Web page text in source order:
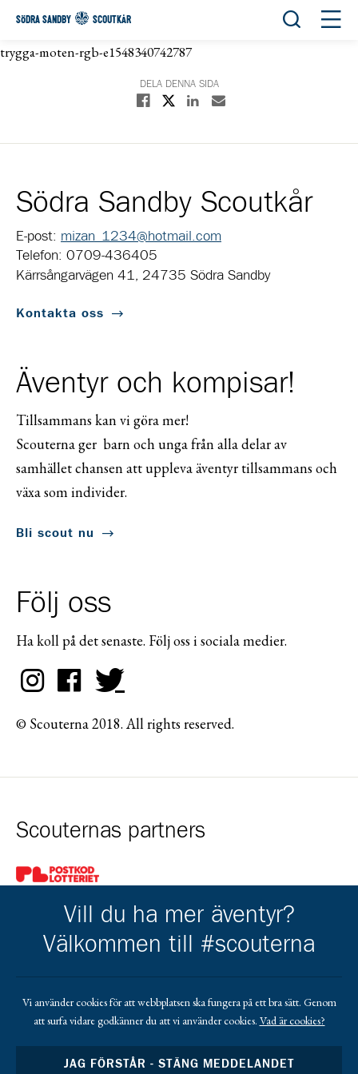
SÖDRA SANDBY SCOUTKÅR Öppna
trygga-moten-rgb-e1548340742787
DELA DENNA SIDA
Dela på Facebook
Dela på XDela på Linkedin
Dela med E-post
Södra Sandby Scoutkår
E-post: mizan_1234@hotmail.com
Telefon: 0709-436405
Kärrsångarvägen 41, 24735 Södra Sandby
Kontakta oss
Äventyr och kompisar!
Tillsammans kan vi göra mer!
Scouterna ger barn och unga från alla delar av
samhället chansen att uppleva äventyr tillsammans och
växa som individer.
Bli scout nu
Följ oss
Ha koll på det senaste. Följ oss i sociala medier.
© Scouterna 2018. All rights reserved.
Scouternas partners
Gå till pl_50
Kårens partners
Gå till https://www.facebook.com/
Gå till https://lindgrenisandby.com/
Gå till https://Gå till https://sparbankenskane.se/
Vill du ha mer äventyr?
Välkommen till #scouterna
Vi använder cookies för att webbplatsen ska fungera på ett bra sätt. Genom
att surfa vidare godkänner du att vi använder cookies. Vad är cookies?
JAG FÖRSTÅR - STÄNG MEDDELANDET